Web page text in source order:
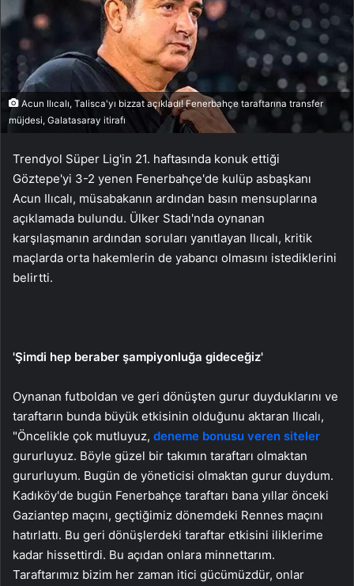
Acun Ilıcalı, Talisca'yı bizzat açıkladı! Fenerbahçe taraftarına transfer
müjdesi, Galatasaray itirafı
Trendyol Süper Lig'in 21. haftasında konuk ettiği
Göztepe'yi 3-2 yenen Fenerbahçe'de kulüp asbaşkanı
Acun Ilıcalı, müsabakanın ardından basın mensuplarına
açıklamada bulundu. Ülker Stadı'nda oynanan
karşılaşmanın ardından soruları yanıtlayan Ilıcalı, kritik
maçlarda orta hakemlerin de yabancı olmasını istediklerini
belirtti.
'Şimdi hep beraber şampiyonluğa gideceğiz'
Oynanan futboldan ve geri dönüşten gurur duyduklarını ve
taraftarın bunda büyük etkisinin olduğunu aktaran Ilıcalı,
"Öncelikle çok mutluyuz, deneme bonusu veren siteler
gururluyuz. Böyle güzel bir takımın taraftarı olmaktan
gururluyum. Bugün de yöneticisi olmaktan gurur duydum.
Kadıköy'de bugün Fenerbahçe taraftarı bana yıllar önceki
Gaziantep maçını, geçtiğimiz dönemdeki Rennes maçını
hatırlattı. Bu geri dönüşlerdeki taraftar etkisini iliklerime
kadar hissettirdi. Bu açıdan onlara minnettarım.
Taraftarımız bizim her zaman itici gücümüzdür, onlar